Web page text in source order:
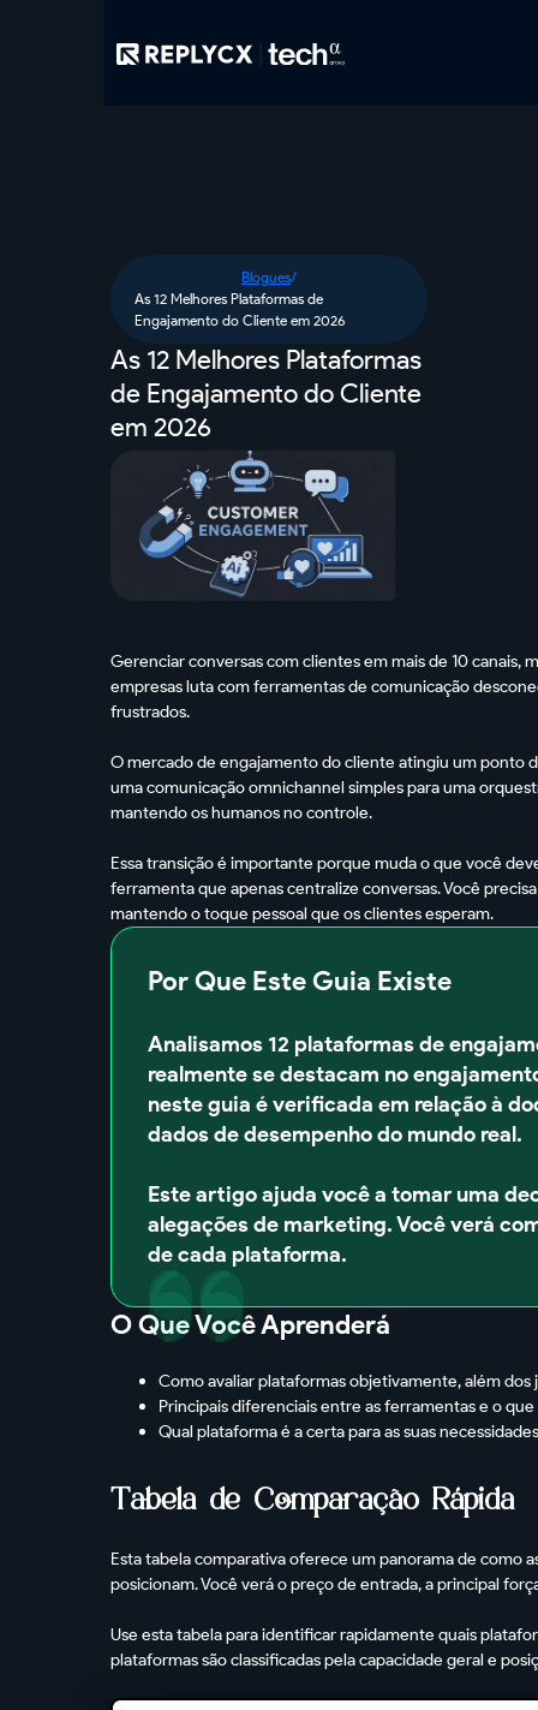
Blogues/
As 12 Melhores Plataformas de
Engajamento do Cliente em 2026
As 12 Melhores Plataformas
de Engajamento do Cliente
em 2026
Gerenciar conversas com clientes em mais de 10 canais,
empresas luta com ferramentas de comunicação
frustrados.
O mercado de engajamento do cliente atingiu um ponto
uma comunicação omnichannel simples para uma
mantendo os humanos no controle.
Essa transição é importante porque muda o que você
ferramenta que apenas centralize conversas. Você
mantendo o toque pessoal que os clientes esperam.
Por Que Este Guia Existe
Analisamos 12 plataformas de
realmente se destacam no
neste guia é verificada em relação à
dados de desempenho do mundo real.
Este artigo ajuda você a tomar uma
alegações de marketing. Você verá
de cada plataforma.
O Que Você Aprenderá
Como avaliar plataformas objetivamente, além
Principais diferenciais entre as ferramentas e o
Qual plataforma é a certa para as suas
Tabela de Comparação Rápida
Esta tabela comparativa oferece um panorama de como
posicionam. Você verá o preço de entrada, a principal
Use esta tabela para identificar rapidamente quais
plataformas são classificadas pela capacidade geral e